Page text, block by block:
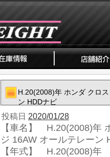
H.20(2008)年 ホンダ クロ
ン HDDナビ
投稿日 2020/01/28
【車名】 H.20(2008)年
ジ 16AW オールテレーン
【年式】 H.20(2008)年